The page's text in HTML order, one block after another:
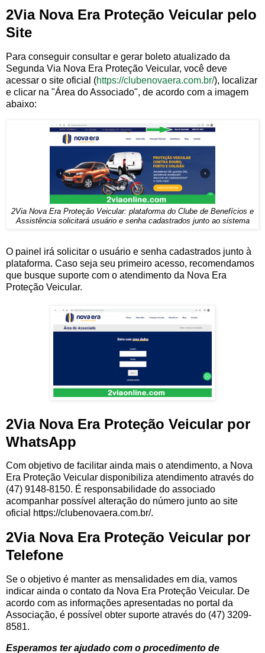
2Via Nova Era Proteção Veicular pelo
Site
Para conseguir consultar e gerar boleto atualizado da
Segunda Via Nova Era Proteção Veicular, você deve
acessar o site oficial (https://clubenovaera.com.br/), localizar
e clicar na "Área do Associado", de acordo com a imagem
abaixo:
2Via Nova Era Proteção Veicular: plataforma do Clube de Benefícios e
Assistência solicitará usuário e senha cadastrados junto ao sistema
O painel irá solicitar o usuário e senha cadastrados junto à
plataforma. Caso seja seu primeiro acesso, recomendamos
que busque suporte com o atendimento da Nova Era
Proteção Veicular.
2Via Nova Era Proteção Veicular por
WhatsApp
Com objetivo de facilitar ainda mais o atendimento, a Nova
Era Proteção Veicular disponibiliza atendimento através do
(47) 9148-8150. É responsabilidade do associado
acompanhar possível alteração do número junto ao site
oficial https://clubenovaera.com.br/.
2Via Nova Era Proteção Veicular por
Telefone
Se o objetivo é manter as mensalidades em dia, vamos
indicar ainda o contato da Nova Era Proteção Veicular. De
acordo com as informações apresentadas no portal da
Associação, é possível obter suporte através do (47) 3209-
8581.
Esperamos ter ajudado com o procedimento de